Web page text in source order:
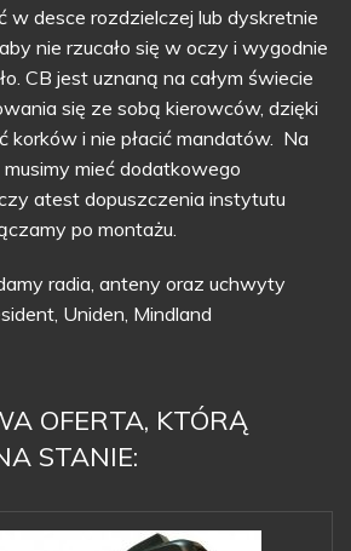
w desce rozdzielczej lub dyskretnie
nie rzucało się w oczy i wygodnie
CB jest uznaną na całym świecie
się ze sobą kierowców, dzięki
korków i nie płacić mandatów. Na
mieć dodatkowego
atest dopuszczenia instytutu
po montażu.
radia, anteny oraz uchwyty
Uniden, Mindland
OFERTA, KTÓRĄ
STANIE: